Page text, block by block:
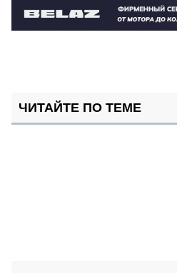
ЧИТАЙТЕ ПО ТЕМЕ